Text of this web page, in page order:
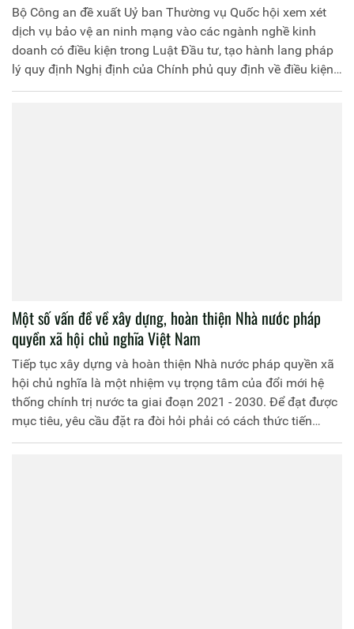
Bộ Công an đề xuất Uỷ ban Thường vụ Quốc hội xem xét
dịch vụ bảo vệ an ninh mạng vào các ngành nghề kinh
doanh có điều kiện trong Luật Đầu tư, tạo hành lang pháp
lý quy định Nghị định của Chính phủ quy định về điều kiện
kinh doanh sản phẩm dịch vụ an ninh mạng.
Một số vấn đề về xây dựng, hoàn thiện Nhà nước pháp
quyền xã hội chủ nghĩa Việt Nam
Tiếp tục xây dựng và hoàn thiện Nhà nước pháp quyền xã
hội chủ nghĩa là một nhiệm vụ trọng tâm của đổi mới hệ
thống chính trị nước ta giai đoạn 2021 - 2030. Để đạt được
mục tiêu, yêu cầu đặt ra đòi hỏi phải có cách thức tiến
hành khoa học, bài bản và xác định lộ trình tiến hành phù